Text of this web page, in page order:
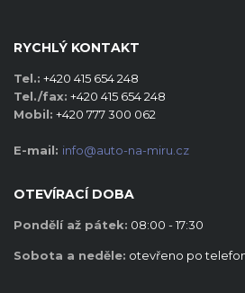
RYCHLÝ KONTAKT
Tel.: +420 415 654 248
Tel./fax: +420 415 654 248
Mobil: +420 777 300 062
E-mail: info@auto-na-miru.cz
OTEVÍRACÍ DOBA
Pondělí až pátek: 08:00 - 17:30
Sobota a neděle: otevřeno po